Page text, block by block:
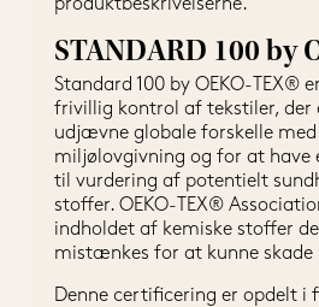
produktbeskrivelserne.
STANDARD 100 by
Standard 100 by OEKO-TEX®
frivillig kontrol af tekstiler, der
udjævne globale forskelle med
miljølovgivning og for at
til vurdering af potentielt
stoffer. OEKO-TEX®
indholdet af kemiske stoffer
mistænkes for at kunne skade
Denne certificering er opdelt i